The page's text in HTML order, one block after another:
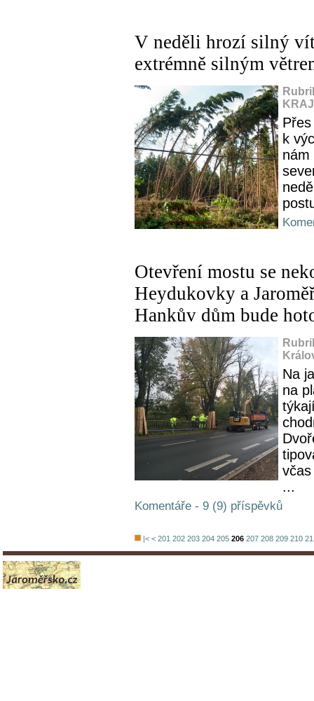
V neděli hrozí silný
extrémně silným
k
nám
Otevření mostu se
Heydukovky a
Hankův dům bude
Na
na
...
Komentáře - 9 (9) příspěvků
|< < 201 202 203 204 205 206 207 208 209 210